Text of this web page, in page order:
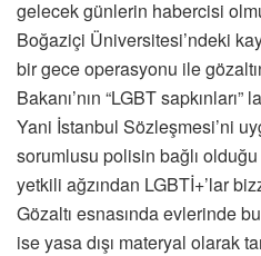
gelecek günlerin habercisi
Boğaziçi Üniversitesi’ndeki
bir gece operasyonu ile
Bakanı’nın “LGBT sapkınları”
Yani İstanbul Sözleşmesi’ni
sorumlusu polisin bağlı olduğu
yetkili ağzından LGBTİ+’lar
Gözaltı esnasında evlerinde
ise yasa dışı materyal olarak